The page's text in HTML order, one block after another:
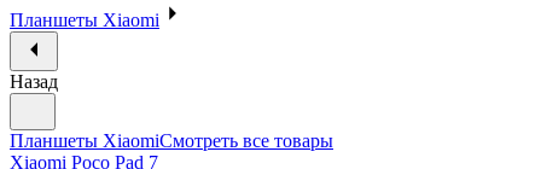
Планшеты Xiaomi
Назад
Планшеты XiaomiСмотреть все товары
Xiaomi Poco Pad 7